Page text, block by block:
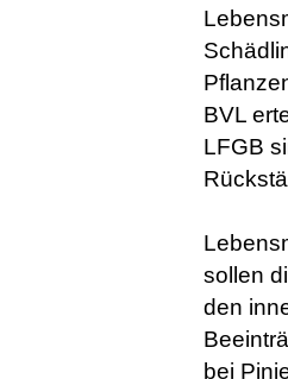
BVL
LFGB
sollen
den
bei